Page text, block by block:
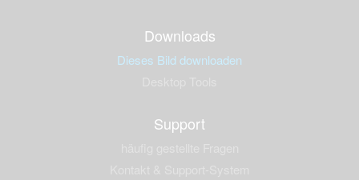
Downloads
Dieses Bild downloaden
Support